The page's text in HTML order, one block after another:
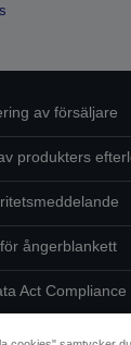
av försäljare
produkters
ångerblankett
Act Compliance
angående dina